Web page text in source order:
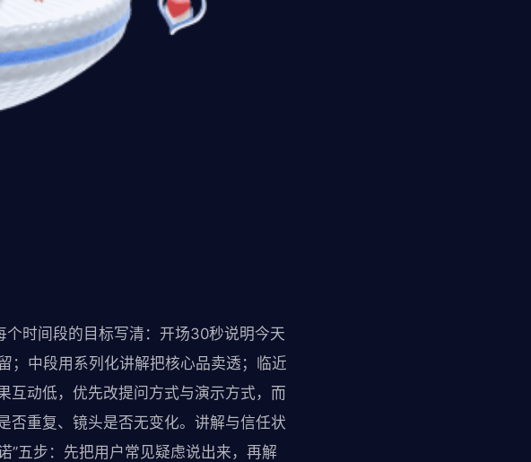
个时间段的目标写清：开场30秒说明今天
；中段用系列化讲解把核心品卖透；临近
互动低，优先改提问方式与演示方式，而
否重复、镜头是否无变化。讲解与信任状
五步：先把用户常见疑虑说出来，再解